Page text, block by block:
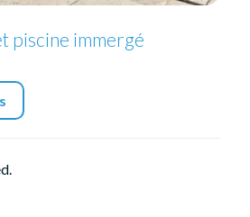
piscine immergé